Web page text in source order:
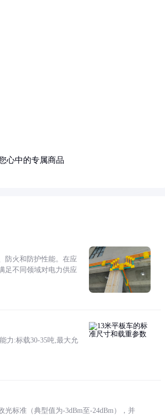
心中的专属商品
防火和防护性能。在应
足不同领域对电力供应
力:标载30-35吨,最大允
标准（典型值为-3dBm至-24dBm），并